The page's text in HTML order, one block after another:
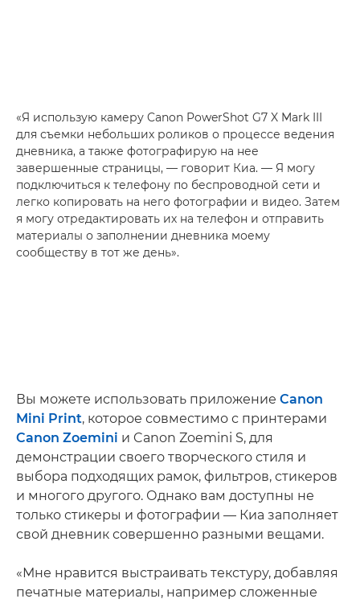
«Я использую камеру Canon PowerShot G7 X Mark III
для съемки небольших роликов о процессе ведения
дневника, а также фотографирую на нее
завершенные страницы, — говорит Киа. — Я могу
подключиться к телефону по беспроводной сети и
легко копировать на него фотографии и видео. Затем
я могу отредактировать их на телефон и отправить
материалы о заполнении дневника моему
сообществу в тот же день».
Вы можете использовать приложение Canon
Mini Print, которое совместимо с принтерами
Canon Zoemini и Canon Zoemini S, для
демонстрации своего творческого стиля и
выбора подходящих рамок, фильтров, стикеров
и многого другого. Однако вам доступны не
только стикеры и фотографии — Киа заполняет
свой дневник совершенно разными вещами.
«Мне нравится выстраивать текстуру, добавляя
печатные материалы, например сложенные